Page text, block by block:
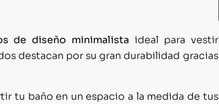
de diseño minimalista ideal para vestir
destacan por su gran durabilidad gracias
tu baño en un espacio a la medida de tus